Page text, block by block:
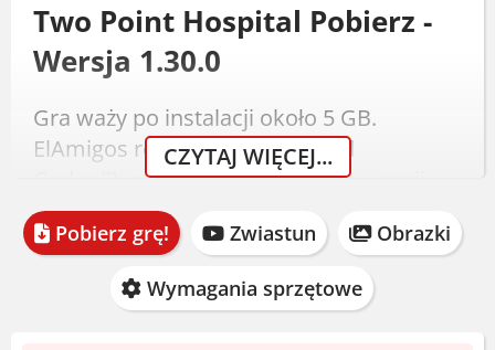
Two Point Hospital Pobierz -
Wersja 1.30.0
Gra waży po instalacji około 5 GB.
ElAmigos release z crackiem od
Codex/Rune. Zaktualizowana do wersji
1.30.0 z lutego 2025.
Wypakuj archiwum.
Zamontuj obraz lub wypal na płytę.
Zainstaluj grę.
CZYTAJ WIĘCEJ...
Pobierz grę! Zwiastun Obrazki
Wymagania sprzętowe